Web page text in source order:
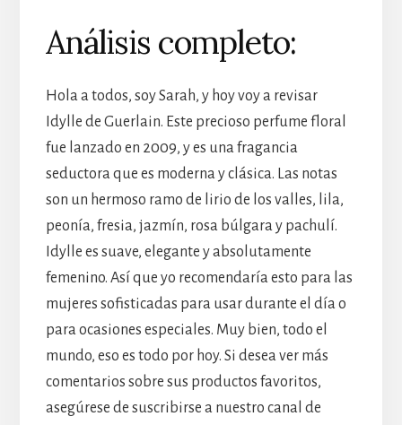
Análisis completo:
Hola a todos, soy Sarah, y hoy voy a revisar
Idylle de Guerlain. Este precioso perfume floral
fue lanzado en 2009, y es una fragancia
seductora que es moderna y clásica. Las notas
son un hermoso ramo de lirio de los valles, lila,
peonía, fresia, jazmín, rosa búlgara y pachulí.
Idylle es suave, elegante y absolutamente
femenino. Así que yo recomendaría esto para las
mujeres sofisticadas para usar durante el día o
para ocasiones especiales. Muy bien, todo el
mundo, eso es todo por hoy. Si desea ver más
comentarios sobre sus productos favoritos,
asegúrese de suscribirse a nuestro canal de